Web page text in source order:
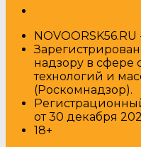
надзору в
технологий и
(Роскомнадзор).
от 30 декабря
18+